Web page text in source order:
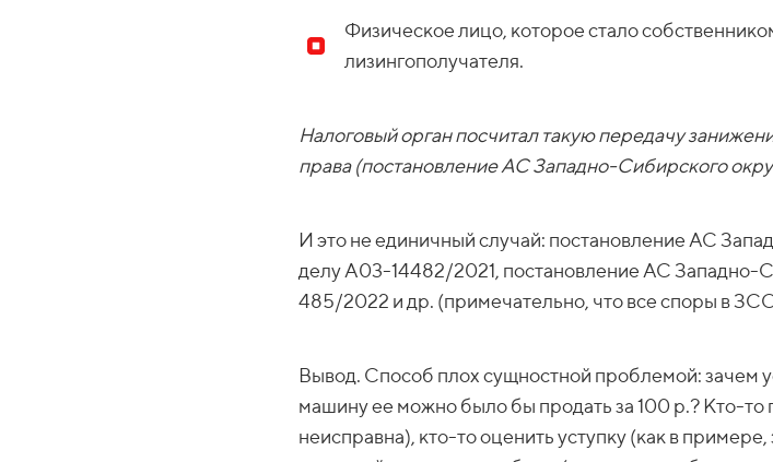
Физическое лицо, которое стало
лизингополучателя.
Налоговый орган посчитал такую передачу
права (постановление АС Западно-Сибирского
И это не единичный случай: постановление АС
делу А03-14482/2021, постановление АС
485/2022 и др. (примечательно, что все споры в
Вывод. Способ плох сущностной проблемой: зачем
машину ее можно было бы продать за 100 р.? Кто-то
неисправна), кто-то оценить уступку (как в примере,